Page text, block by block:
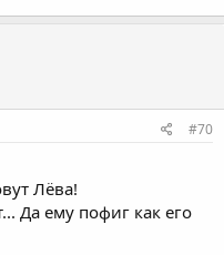
#70
Лёва!
Да ему пофиг как его